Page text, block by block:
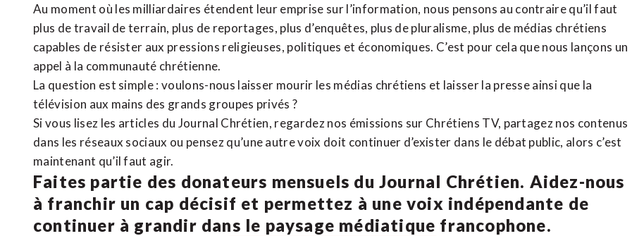
Au moment où les milliardaires étendent leur emprise sur l’information, nous pensons au contraire qu’il faut
plus de travail de terrain, plus de reportages, plus d’enquêtes, plus de pluralisme, plus de médias chrétiens
capables de résister aux pressions religieuses, politiques et économiques. C’est pour cela que nous lançons un
appel à la communauté chrétienne.
La question est simple : voulons-nous laisser mourir les médias chrétiens et laisser la presse ainsi que la
télévision aux mains des grands groupes privés ?
Si vous lisez les articles du Journal Chrétien, regardez nos émissions sur Chrétiens TV, partagez nos contenus
dans les réseaux sociaux ou pensez qu’une autre voix doit continuer d’exister dans le débat public, alors c’est
maintenant qu’il faut agir.
Faites partie des donateurs mensuels du Journal Chrétien. Aidez-nous
à franchir un cap décisif et permettez à une voix indépendante de
continuer à grandir dans le paysage médiatique francophone.